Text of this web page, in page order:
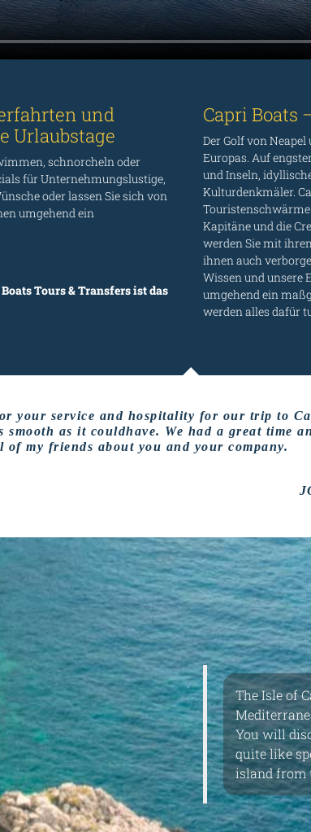
und
Urlaubstage
schnorcheln oder
für Unternehmungslustige,
oder lassen Sie sich von
umgehend ein
Tours & Transfers ist das
Capri Boats
Der Golf von
Europas. Auf
und Inseln,
Kulturdenkmäler.
Kapitäne und die
werden Sie mit
ihnen auch
Wissen und unsere
umgehend ein
werden alles dafür
your service and hospitality for our trip to
smooth as it couldhave. We had a great time
my friends about you and your company.
The Isle of
You will
quite like
island from